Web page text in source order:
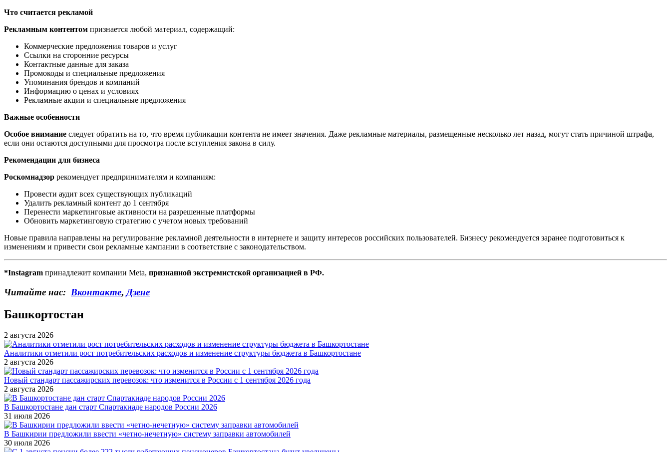
Что считается рекламой
Рекламным контентом признается любой материал, содержащий:
Коммерческие предложения товаров и услуг
Ссылки на сторонние ресурсы
Контактные данные для заказа
Промокоды и специальные предложения
Упоминания брендов и компаний
Информацию о ценах и условиях
Рекламные акции и специальные предложения
Важные особенности
Особое внимание следует обратить на то, что время публикации контента не имеет значения. Даже рекламные материалы, размещенные несколько лет назад, могут стать причиной штрафа,
если они остаются доступными для просмотра после вступления закона в силу.
Рекомендации для бизнеса
Роскомнадзор рекомендует предпринимателям и компаниям:
Провести аудит всех существующих публикаций
Удалить рекламный контент до 1 сентября
Перенести маркетинговые активности на разрешенные платформы
Обновить маркетинговую стратегию с учетом новых требований
Новые правила направлены на регулирование рекламной деятельности в интернете и защиту интересов российских пользователей. Бизнесу рекомендуется заранее подготовиться к
изменениям и привести свои рекламные кампании в соответствие с законодательством.
*Instagram принадлежит компании Meta, признанной экстремистской организацией в РФ.
Читайте нас: Вконтакте, Дзене
Башкортостан
2 августа 2026
Аналитики отметили рост потребительских расходов и изменение структуры бюджета в Башкортостане
2 августа 2026
Новый стандарт пассажирских перевозок: что изменится в России с 1 сентября 2026 года
2 августа 2026
В Башкортостане дан старт Спартакиаде народов России 2026
31 июля 2026
В Башкирии предложили ввести «четно-нечетную» систему заправки автомобилей
30 июля 2026